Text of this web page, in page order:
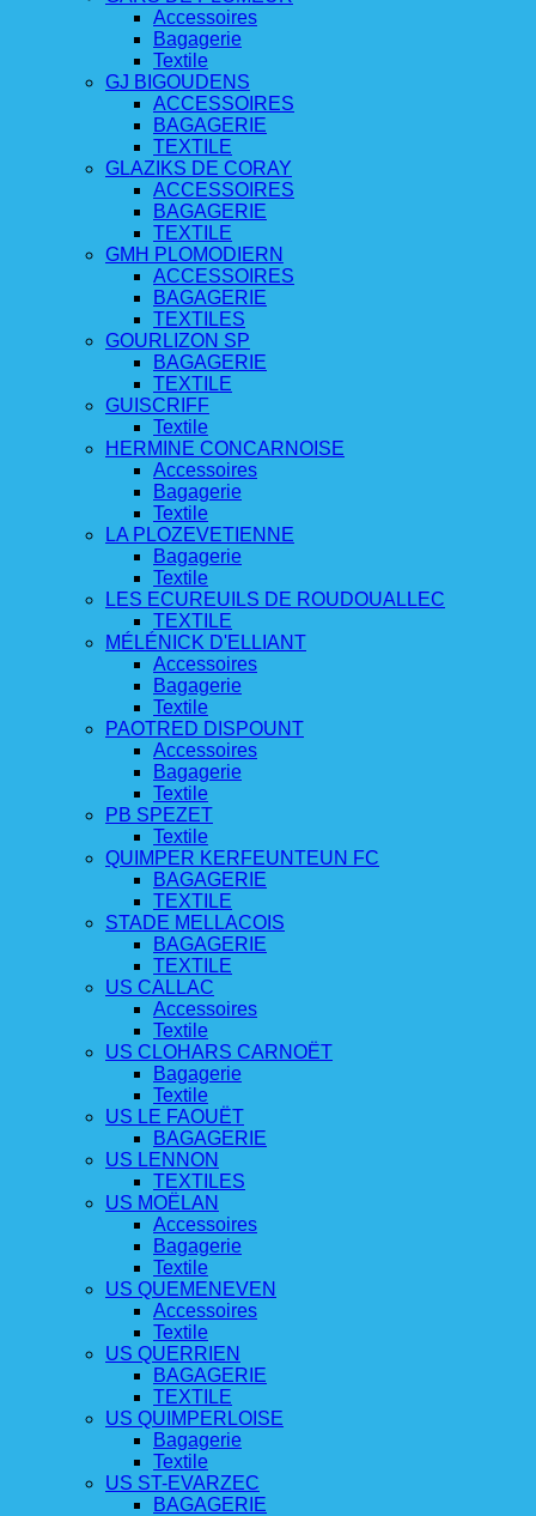
Accessoires
Bagagerie
Textile
GJ BIGOUDENS
ACCESSOIRES
BAGAGERIE
TEXTILE
GLAZIKS DE CORAY
ACCESSOIRES
BAGAGERIE
TEXTILE
GMH PLOMODIERN
ACCESSOIRES
BAGAGERIE
TEXTILES
GOURLIZON SP
BAGAGERIE
TEXTILE
GUISCRIFF
Textile
HERMINE CONCARNOISE
Accessoires
Bagagerie
Textile
LA PLOZEVETIENNE
Bagagerie
Textile
LES ECUREUILS DE ROUDOUALLEC
TEXTILE
MÉLÉNICK D'ELLIANT
Accessoires
Bagagerie
Textile
PAOTRED DISPOUNT
Accessoires
Bagagerie
Textile
PB SPEZET
Textile
QUIMPER KERFEUNTEUN FC
BAGAGERIE
TEXTILE
STADE MELLACOIS
BAGAGERIE
TEXTILE
US CALLAC
Accessoires
Textile
US CLOHARS CARNOËT
Bagagerie
Textile
US LE FAOUËT
BAGAGERIE
US LENNON
TEXTILES
US MOËLAN
Accessoires
Bagagerie
Textile
US QUEMENEVEN
Accessoires
Textile
US QUERRIEN
BAGAGERIE
TEXTILE
US QUIMPERLOISE
Bagagerie
Textile
US ST-EVARZEC
BAGAGERIE